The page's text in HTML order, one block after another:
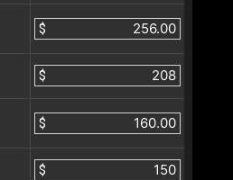
$
$
$
$